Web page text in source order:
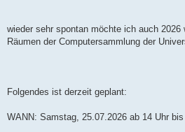
wieder sehr spontan möchte ich auch 2026
Räumen der Computersammlung der
Folgendes ist derzeit geplant:
WANN: Samstag, 25.07.2026 ab 14 Uhr